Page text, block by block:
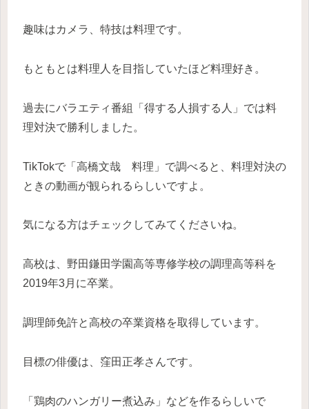
趣味はカメラ、特技は料理です。
もともとは料理人を目指していたほど料理好き。
過去にバラエティ番組「得する人損する人」では料
理対決で勝利しました。
TikTokで「高橋文哉 料理」で調べると、料理対決の
ときの動画が観られるらしいですよ。
気になる方はチェックしてみてくださいね。
高校は、野田鎌田学園高等専修学校の調理高等科を
2019年3月に卒業。
調理師免許と高校の卒業資格を取得しています。
目標の俳優は、窪田正孝さんです。
「鶏肉のハンガリー煮込み」などを作るらしいで